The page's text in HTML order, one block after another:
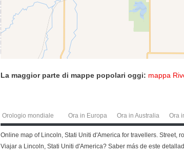
La maggior parte di mappe popolari oggi: mappa
Orologio mondiale Ora in Europa Ora in Australia Ora
Online map of Lincoln, Stati Uniti d'America for travellers. Street,
Viajar a Lincoln, Stati Uniti d'America? Saber más de este